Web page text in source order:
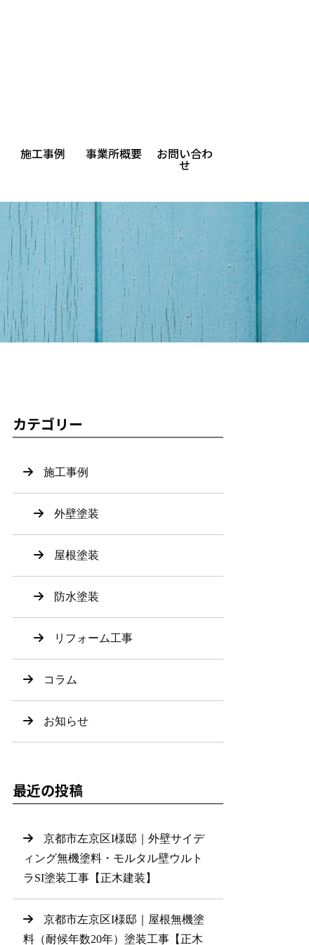
施工事例 事業所概要 お問い合わ
せ
カテゴリー
施工事例
外壁塗装
屋根塗装
防水塗装
リフォーム工事
コラム
お知らせ
最近の投稿
京都市左京区I様邸｜外壁サイデ
ィング無機塗料・モルタル壁ウルト
ラSI塗装工事【正木建装】
京都市左京区I様邸｜屋根無機塗
料（耐候年数20年）塗装工事【正木